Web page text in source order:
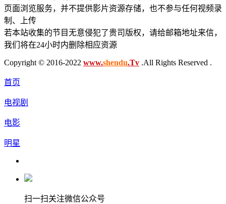
页面浏览服务，并不提供影片资源存储，也不参与任何视频录
制、上传
若本站收集的节目无意侵犯了贵司版权，请给邮箱地址来信，
我们将在24小时内删除相应资源
Copyright © 2016-2022 www.shendu.Tv .All Rights Reserved .
首页
电视剧
电影
明星
扫一扫关注微信公众号